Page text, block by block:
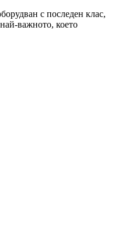
с последен клас,
важното, което